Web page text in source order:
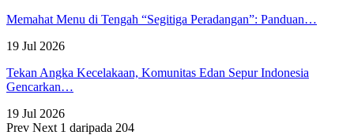
Memahat Menu di Tengah “Segitiga Peradangan”: Panduan…
19 Jul 2026
Tekan Angka Kecelakaan, Komunitas Edan Sepur Indonesia
Gencarkan…
19 Jul 2026
Prev Next 1 daripada 204